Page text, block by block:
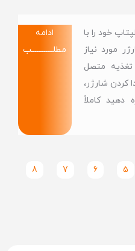
خود را با
مورد نیاز
متصل
کردن شارژر،
دهید کاملاً
ادامه
مطلــــــــــــب
5
6
7
8